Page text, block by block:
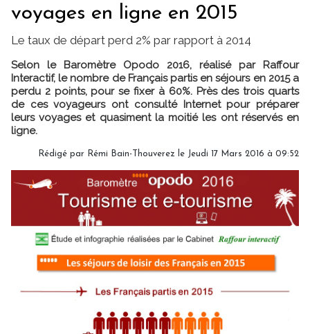
voyages en ligne en 2015
Le taux de départ perd 2% par rapport à 2014
Selon le Baromètre Opodo 2016, réalisé par Raffour
Interactif, le nombre de Français partis en séjours en 2015 a
perdu 2 points, pour se fixer à 60%. Près des trois quarts
de ces voyageurs ont consulté Internet pour préparer
leurs voyages et quasiment la moitié les ont réservés en
ligne.
Rédigé par Rémi Bain-Thouverez le Jeudi 17 Mars 2016 à 09:52